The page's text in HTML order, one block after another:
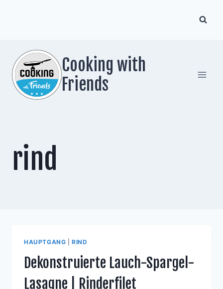
Cooking with
Friends
rind
HAUPTGANG |RIND
Dekonstruierte Lauch-Spargel-
Lasagne | Rinderfilet